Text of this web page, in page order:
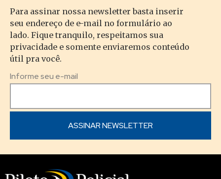
Para assinar nossa newsletter basta inserir
seu endereço de e-mail no formulário ao
lado. Fique tranquilo, respeitamos sua
privacidade e somente enviaremos conteúdo
útil pra você.
Informe seu e-mail